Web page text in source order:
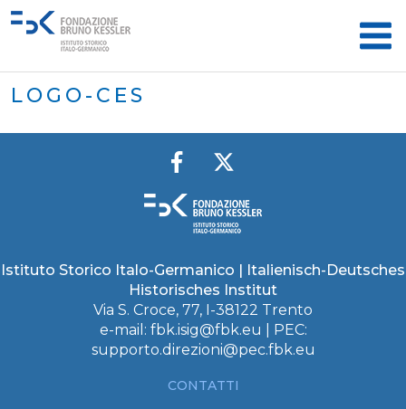
LOGO-CES
Istituto Storico Italo-Germanico | Italienisch-Deutsches
Historisches Institut
Via S. Croce, 77, I-38122 Trento
e-mail: fbk.isig@fbk.eu | PEC:
supporto.direzioni@pec.fbk.eu
CONTATTI